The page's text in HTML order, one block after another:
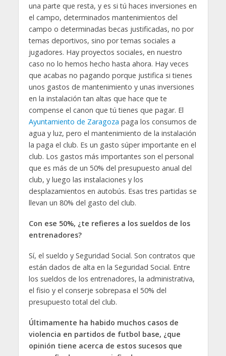
una parte que resta, y es si tú haces inversiones en
el campo, determinados mantenimientos del
campo o determinadas becas justificadas, no por
temas deportivos, sino por temas sociales a
jugadores. Hay proyectos sociales, en nuestro
caso no lo hemos hecho hasta ahora. Hay veces
que acabas no pagando porque justifica si tienes
unos gastos de mantenimiento y unas inversiones
en la instalación tan altas que hace que te
compense el canon que tú tienes que pagar. El
Ayuntamiento de Zaragoza paga los consumos de
agua y luz, pero el mantenimiento de la instalación
la paga el club. Es un gasto súper importante en el
club. Los gastos más importantes son el personal
que es más de un 50% del presupuesto anual del
club, y luego las instalaciones y los
desplazamientos en autobús. Esas tres partidas se
llevan un 80% del gasto del club.
Con ese 50%, ¿te refieres a los sueldos de los
entrenadores?
Sí, el sueldo y Seguridad Social. Son contratos que
están dados de alta en la Seguridad Social. Entre
los sueldos de los entrenadores, la administrativa,
el fisio y el conserje sobrepasa el 50% del
presupuesto total del club.
Últimamente ha habido muchos casos de
violencia en partidos de futbol base, ¿que
opinión tiene acerca de estos sucesos que